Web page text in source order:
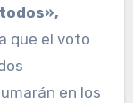
que el voto
en los